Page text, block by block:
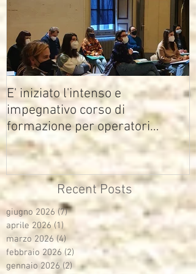
E' iniziato l'intenso e
impegnativo corso di
formazione per operatori
multimediali Avisco
Recent Posts
giugno 2026 (7)7 post
aprile 2026 (1)1 post
marzo 2026 (4)4 post
febbraio 2026 (2) 2 post
gennaio 2026 (2)2 post